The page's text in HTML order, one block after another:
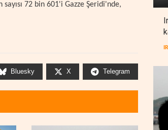
72 bin 601'i Gazze Şeridi'nde,
Bluesky X Telegram